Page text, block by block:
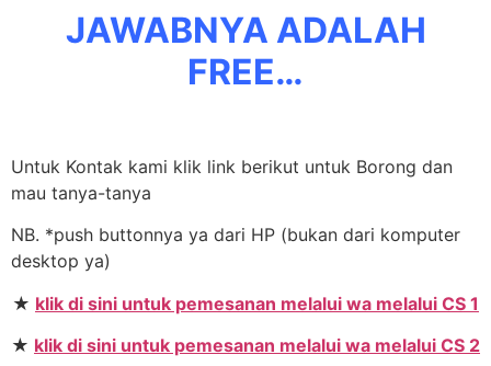
JAWABNYA ADALAH
FREE…
Untuk Kontak kami klik link berikut untuk Borong dan
mau tanya-tanya
NB. *push buttonnya ya dari HP (bukan dari komputer
desktop ya)
★ klik di sini untuk pemesanan melalui wa melalui CS 1
★ klik di sini untuk pemesanan melalui wa melalui CS 2